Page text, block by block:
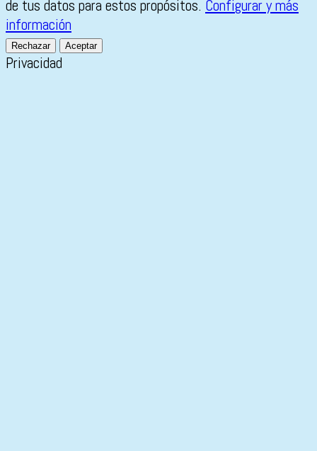
de tus datos para estos propósitos. Configurar y más
información
Rechazar Aceptar
Privacidad